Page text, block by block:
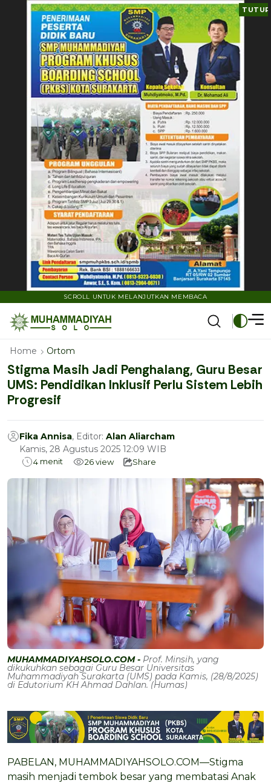
TUTUP
SCROLL UNTUK MELANJUTKAN MEMBACA
Home Ortom
Stigma Masih Jadi Penghalang, Guru Besar
UMS: Pendidikan Inklusif Perlu Sistem Lebih
Progresif
Fika Annisa, Editor: Alan Aliarcham
Kamis, 28 Agustus 2025 12:09 WIB
4 menit 26view Share
MUHAMMADIYAHSOLO.COM - Prof. Minsih, yang
dikukuhkan sebagai Guru Besar Universitas
Muhammadiyah Surakarta (UMS) pada Kamis, (28/8/2025)
di Edutorium KH Ahmad Dahlan. (Humas)
PABELAN, MUHAMMADIYAHSOLO.COM—Stigma
masih menjadi tembok besar yang membatasi Anak